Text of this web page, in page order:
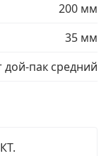
200 мм
35 мм
дой-пак средний